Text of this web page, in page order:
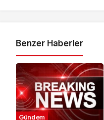
Benzer Haberler
Gündem